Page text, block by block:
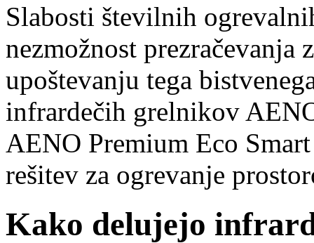
Slabosti številnih
nezmožnost prezračevanja
upoštevanju tega
infrardečih grelnikov
AENO Premium Eco
rešitev za ogrevanje
Kako delujejo